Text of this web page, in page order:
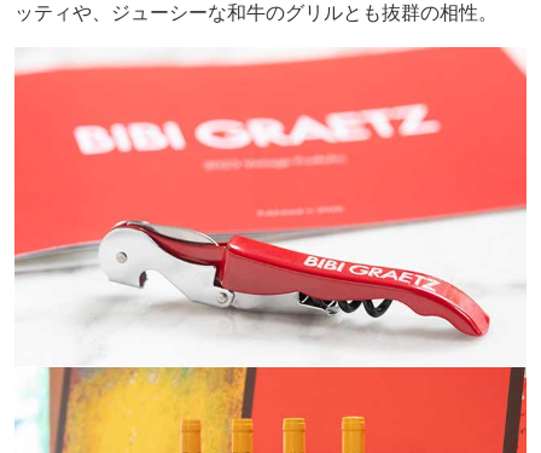
ッティや、ジューシーな和牛のグリルとも抜群の相性。